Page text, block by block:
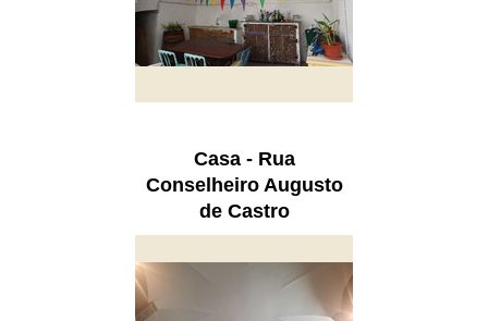
Casa - Rua
Conselheiro Augusto
de Castro